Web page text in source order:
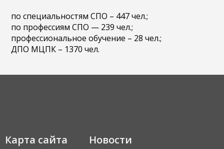
по специальностям СПО – 447 чел.;
по профессиям СПО — 239 чел.;
профессиональное обучение – 28 чел.;
ДПО МЦПК – 1370 чел.
Карта сайта
Новости